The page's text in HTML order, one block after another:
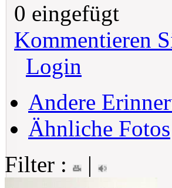
0 eingefügt
Kommentieren
Login
Andere
Ähnliche Fotos
Filter :
|